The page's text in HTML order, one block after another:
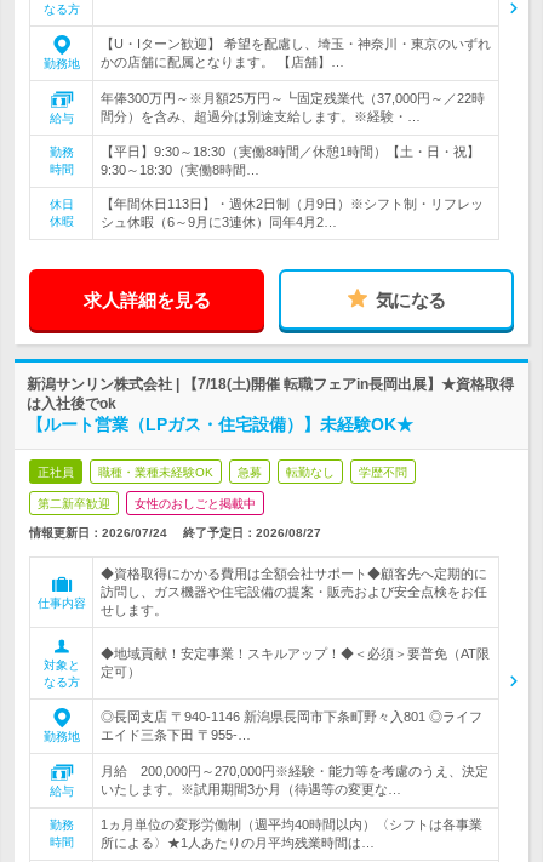
なる方
勤務地
【U・Iターン歓迎】 希望を配慮し、埼玉・神奈川・東京のいずれ
かの店舗に配属となります。 【店舗】…
給与
年俸300万円～※月額25万円～┗固定残業代（37,000円～／22時
間分）を含み、超過分は別途支給します。※経験・…
勤務
時間
【平日】9:30～18:30（実働8時間／休憩1時間）【土・日・祝】
9:30～18:30（実働8時間…
休日
休暇
【年間休日113日】・週休2日制（月9日）※シフト制・リフレッ
シュ休暇（6～9月に3連休）同年4月2…
求人詳細を見る 気になる
新潟サンリン株式会社 | 【7/18(土)開催 転職フェアin長岡出展】★資格取得
は入社後でok
【ルート営業（LPガス・住宅設備）】未経験OK★
正社員 職種・業種未経験OK 急募 転勤なし 学歴不問
第二新卒歓迎 女性のおしごと掲載中
情報更新日：2026/07/24 終了予定日： 2026/08/27
仕事内容
◆資格取得にかかる費用は全額会社サポート◆顧客先へ定期的に
訪問し、ガス機器や住宅設備の提案・販売および安全点検をお任
せします。
対象と
なる方
◆地域貢献！安定事業！スキルアップ！◆＜必須＞要普免（AT限
定可）
勤務地
◎長岡支店 〒940-1146 新潟県長岡市下条町野々入801 ◎ライフ
エイド三条下田 〒955-…
給与
月給 200,000円～270,000円※経験・能力等を考慮のうえ、決定
いたします。※試用期間3か月（待遇等の変更な…
勤務
時間
1ヵ月単位の変形労働制（週平均40時間以内）〈シフトは各事業
所による〉★1人あたりの月平均残業時間は…